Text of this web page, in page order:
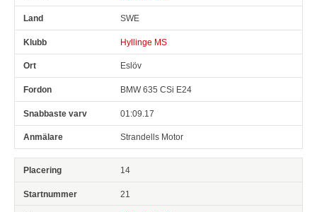
SWE
Hyllinge MS
Eslöv
BMW 635 CSi E24
01:09.17
Strandells Motor
14
21